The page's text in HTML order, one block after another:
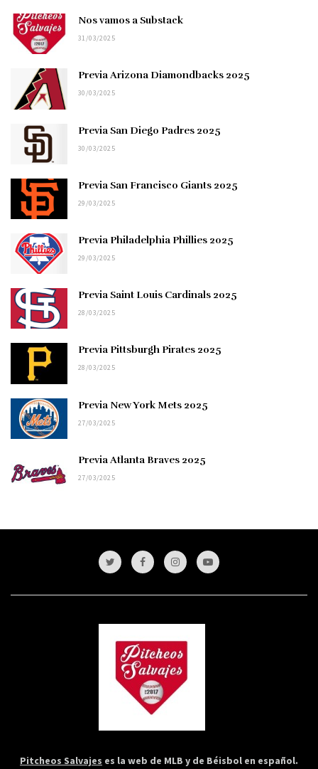
Nos vamos a Substack
31/03/2025
Previa Arizona Diamondbacks 2025
30/03/2025
Previa San Diego Padres 2025
30/03/2025
Previa San Francisco Giants 2025
29/03/2025
Previa Philadelphia Phillies 2025
29/03/2025
Previa Saint Louis Cardinals 2025
28/03/2025
Previa Pittsburgh Pirates 2025
28/03/2025
Previa New York Mets 2025
27/03/2025
Previa Atlanta Braves 2025
27/03/2025
Pitcheos Salvajes es la web de MLB y de Béisbol en español.